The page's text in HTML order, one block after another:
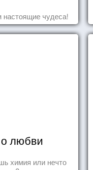
чудеса!
любви
химия или нечто